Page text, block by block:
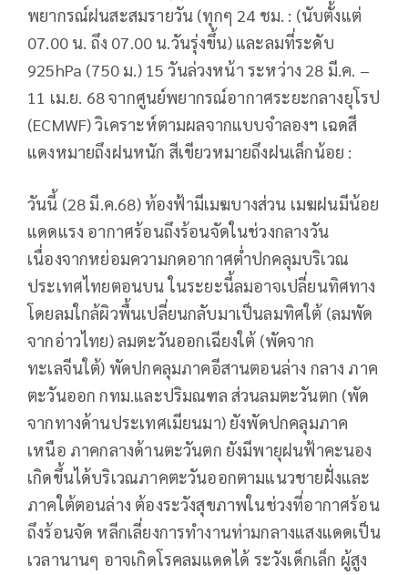
พยากรณ์ฝนสะสมรายวัน (ทุกๆ 24 ชม. : (นับตั้งแต่
07.00 น. ถึง 07.00 น.วันรุ่งขึ้น) และลมที่ระดับ
925hPa (750 ม.) 15 วันล่วงหน้า ระหว่าง 28 มี.ค. –
11 เม.ย. 68 จากศูนย์พยากรณ์อากาศระยะกลางยุโรป
(ECMWF) วิเคราะห์ตามผลจากแบบจำลองฯ เฉดสี
แดงหมายถึงฝนหนัก สีเขียวหมายถึงฝนเล็กน้อย :
วันนี้ (28 มี.ค.68) ท้องฟ้ามีเมฆบางส่วน เมฆฝนมีน้อย
แดดแรง อากาศร้อนถึงร้อนจัดในช่วงกลางวัน
เนื่องจากหย่อมความกดอากาศต่ำปกคลุมบริเวณ
ประเทศไทยตอนบน ในระยะนี้ลมอาจเปลี่ยนทิศทาง
โดยลมใกล้ผิวพื้นเปลี่ยนกลับมาเป็นลมทิศใต้ (ลมพัด
จากอ่าวไทย) ลมตะวันออกเฉียงใต้ (พัดจาก
ทะเลจีนใต้) พัดปกคลุมภาคอีสานตอนล่าง กลาง ภาค
ตะวันออก กทม.และปริมณฑล ส่วนลมตะวันตก (พัด
จากทางด้านประเทศเมียนมา) ยังพัดปกคลุมภาค
เหนือ ภาคกลางด้านตะวันตก ยังมีพายุฝนฟ้าคะนอง
เกิดขึ้นได้บริเวณภาคตะวันออกตามแนวชายฝั่งและ
ภาคใต้ตอนล่าง ต้องระวังสุขภาพในช่วงที่อากาศร้อน
ถึงร้อนจัด หลีกเลี่ยงการทำงานท่ามกลางแสงแดดเป็น
เวลานานๆ อาจเกิดโรคลมแดดได้ ระวังเด็กเล็ก ผู้สูง